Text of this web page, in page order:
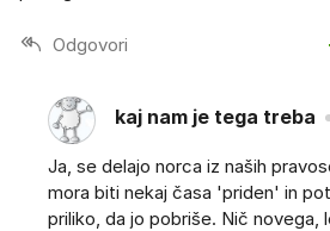
Odgovori
kaj nam je tega treba
Ja, se delajo norca iz naših
mora biti nekaj časa 'priden' in
priliko, da jo pobriše. Nič novega,